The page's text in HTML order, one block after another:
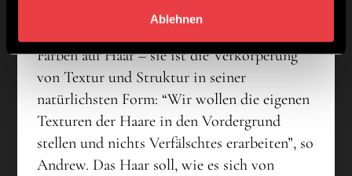
Ablehnen
Farben auf Haar – sie ist die Verkörperung
von Textur und Struktur in seiner
natürlichsten Form: “Wir wollen die eigenen
Texturen der Haare in den Vordergrund
stellen und nichts Verfälschtes erarbeiten”, so
Andrew. Das Haar soll, wie es sich von